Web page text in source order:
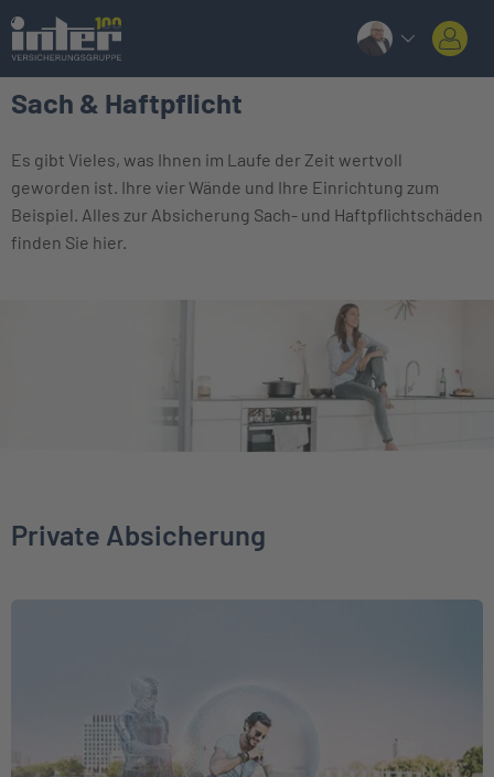
Sach & Haftpflicht
Es gibt Vieles, was Ihnen im Laufe der Zeit wertvoll
geworden ist. Ihre vier Wände und Ihre Einrichtung zum
Beispiel. Alles zur Absicherung Sach- und Haftpflichtschäden
finden Sie hier.
Private Absicherung